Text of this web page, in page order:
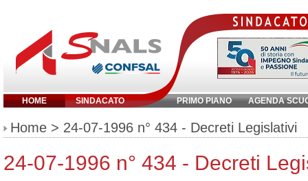
HOME SINDACATO PRIMO PIANO AGENDA
Inserisci parola chiave:
Home > 24-07-1996 n° 434 - Decreti Legislativi
24-07-1996 n° 434 - Decreti